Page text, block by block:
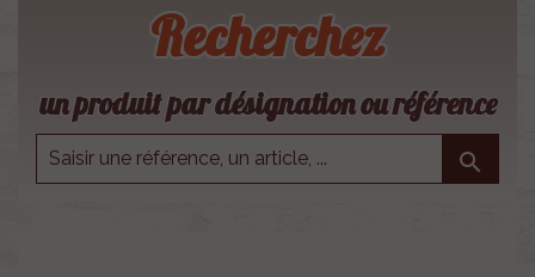
Recherchez
un produit par désignation ou référence
